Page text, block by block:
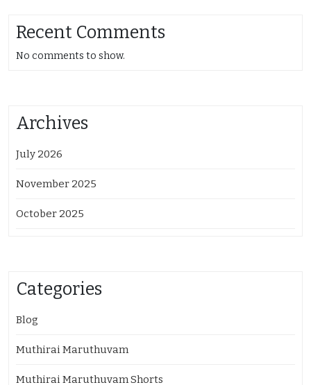
Recent Comments
No comments to show.
Archives
July 2026
November 2025
October 2025
Categories
Blog
Muthirai Maruthuvam
Muthirai Maruthuvam Shorts